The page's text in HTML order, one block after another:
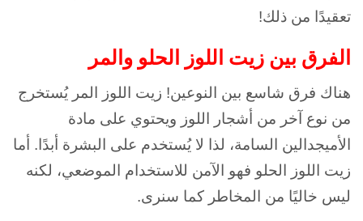
تعقيدًا من ذلك!
الفرق بين زيت اللوز الحلو والمر
هناك فرق شاسع بين النوعين! زيت اللوز المر يُستخرج
من نوع آخر من أشجار اللوز ويحتوي على مادة
الأميجدالين السامة، لذا لا يُستخدم على البشرة أبدًا. أما
زيت اللوز الحلو فهو الآمن للاستخدام الموضعي، لكنه
ليس خاليًا من المخاطر كما سنرى.